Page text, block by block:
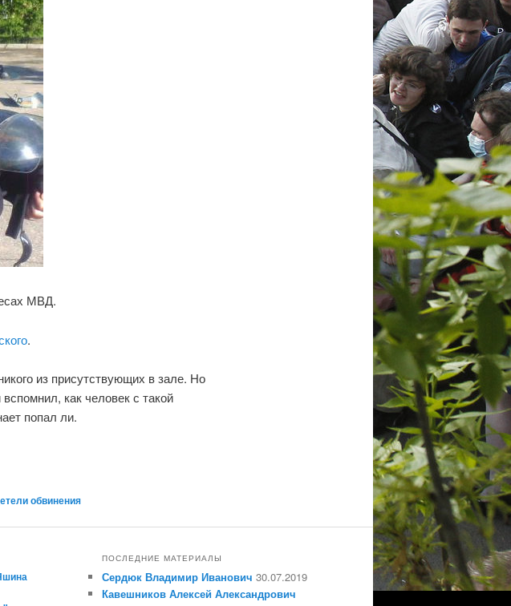
МВД.
.
из присутствующих в зале. Но
как человек с такой
попал ли.
обвинения
ПОСЛЕДНИЕ МАТЕРИАЛЫ
Сердюк Владимир Иванович 30.07.2019
Кавешников Алексей Александрович